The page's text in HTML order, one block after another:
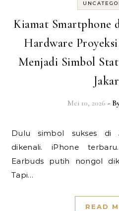
Kiamat Smartphone
Hardware
Menjadi Simbol
Mei 10, 2026 -
Dulu simbol sukses di Jakarta itu gampang
dikenali. iPhone
Earbuds putih nongol
Tapi…
READ